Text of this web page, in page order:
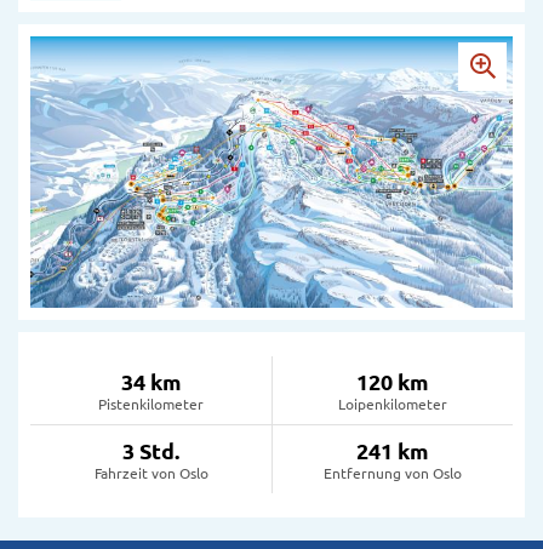
34 km
Pistenkilometer
120 km
Loipenkilometer
3 Std.
Fahrzeit von Oslo
241 km
Entfernung von Oslo